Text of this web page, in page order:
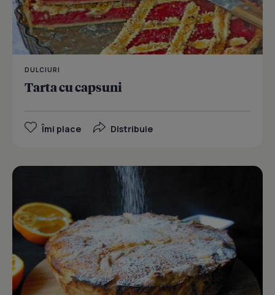
DULCIURI
Tarta cu capsuni
Îmi place Distribuie